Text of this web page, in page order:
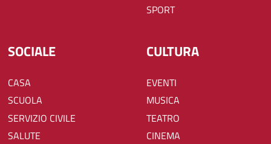
SPORT
SOCIALE
CASA
SCUOLA
SERVIZIO CIVILE
SALUTE
CULTURA
EVENTI
MUSICA
TEATRO
CINEMA